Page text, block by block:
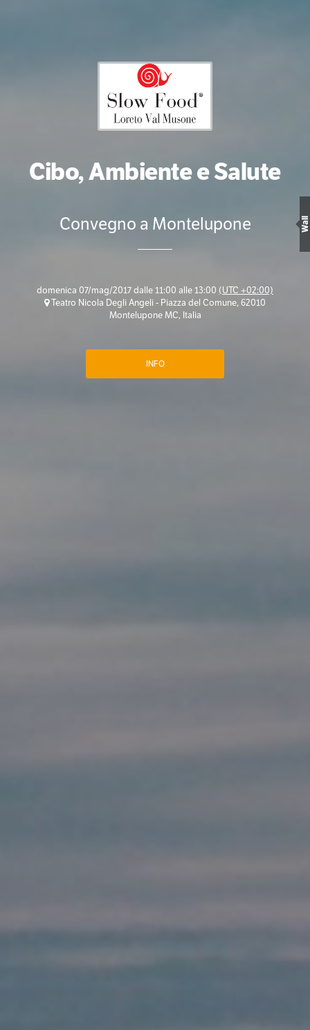
Cibo, Ambiente e Salute
Convegno a Montelupone
domenica 07/mag/2017 dalle 11:00 alle 13:00 (UTC +02:00)
Teatro Nicola Degli Angeli - Piazza del Comune, 62010
Montelupone MC, Italia
INFO
Wall